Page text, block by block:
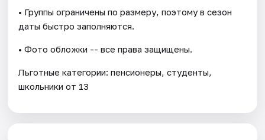
• Группы ограничены по размеру, поэтому в сезон
даты быстро заполняются.
• Фото обложки -- все права защищены.
Льготные категории: пенсионеры, студенты,
школьники от 13